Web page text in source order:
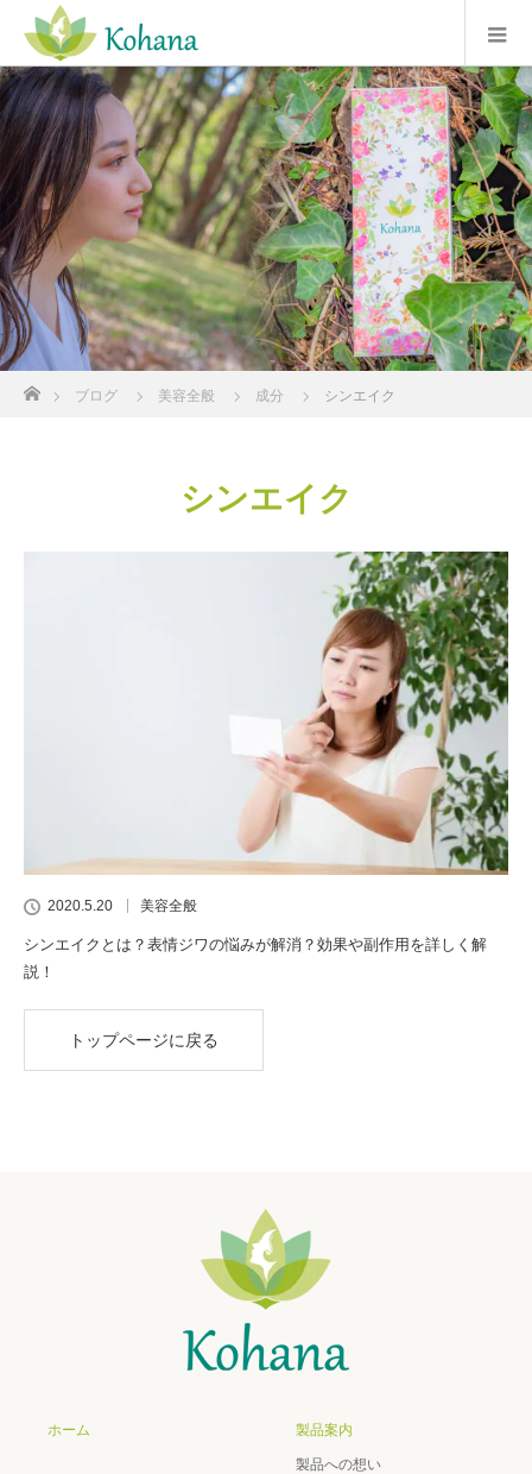
ブログ 美容全般 成分 シンエイク
シンエイク
2020.5.20 美容全般
シンエイクとは？表情ジワの悩みが解消？効果や副作用を詳しく解
説！
トップページに戻る
ホーム 製品案内
製品への想い